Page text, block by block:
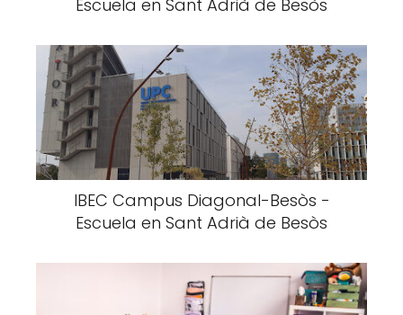
Escuela en Sant Adrià de Besòs
IBEC Campus Diagonal-Besòs -
Escuela en Sant Adrià de Besòs